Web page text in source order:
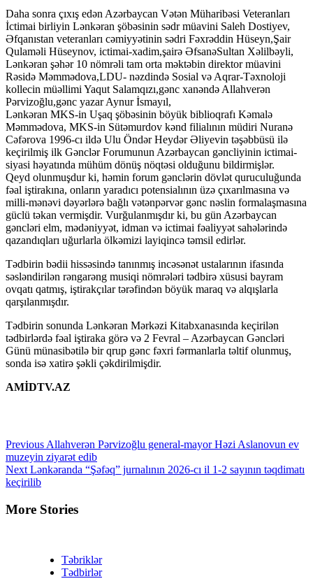
Daha sonra çıxış edən Azərbaycan Vətən Müharibəsi Veteranları
İctimai birliyin Lənkəran şöbəsinin sədr müavini Saleh Dostiyev,
Əfqanıstan veteranları cəmiyyətinin sədri Fəxrəddin Hüseyn,Şair
Qulaməli Hüseynov, ictimai-xadim,şairə ƏfsanəSultan Xəlilbəyli,
Lənkəran şəhər 10 nömrəli tam orta məktəbin direktor müavini
Rəsidə Məmmədova,LDU- nəzdində Sosial və Aqrar-Təxnoloji
kollecin müəllimi Yaqut Salamqızı,gənc xanəndə Allahverən
Pərvizoğlu,gənc yazar Aynur İsmayıl,
Lənkəran MKS-in Uşaq şöbəsinin böyük biblioqrafı Kəmalə
Məmmədova, MKS-in Sütəmurdov kənd filialının müdiri Nuranə
Cəfərova 1996-cı ildə Ulu Öndər Heydər Əliyevin təşəbbüsü ilə
keçirilmiş ilk Gənclər Forumunun Azərbaycan gəncliyinin ictimai-
siyasi həyatında mühüm dönüş nöqtəsi olduğunu bildirmişlər.
Qeyd olunmuşdur ki, həmin forum gənclərin dövlət quruculuğunda
fəal iştirakına, onların yaradıcı potensialının üzə çıxarılmasına və
milli-mənəvi dəyərlərə bağlı vətənpərvər gənc nəslin formalaşmasına
güclü təkan vermişdir. Vurğulanmışdır ki, bu gün Azərbaycan
gəncləri elm, mədəniyyət, idman və ictimai fəaliyyət sahələrində
qazandıqları uğurlarla ölkəmizi layiqincə təmsil edirlər.
Tədbirin bədii hissəsində tanınmış incəsənət ustalarının ifasında
səsləndirilən rəngarəng musiqi nömrələri tədbirə xüsusi bayram
ovqatı qatmış, iştirakçılar tərəfindən böyük maraq və alqışlarla
qarşılanmışdır.
Tədbirin sonunda Lənkəran Mərkəzi Kitabxanasında keçirilən
tədbirlərdə fəal iştiraka görə və 2 Fevral – Azərbaycan Gəncləri
Günü münasibətilə bir qrup gənc fəxri fərmanlarla təltif olunmuş,
sonda isə xatirə şəkli çəkdirilmişdir.
AMİDTV.AZ
Continue
Reading
Previous Allahverən Pərvizoğlu general-mayor Həzi Aslanovun ev
muzeyin ziyarət edib
Next Lənkəranda “Şəfəq” jurnalının 2026-cı il 1-2 sayının təqdimatı
keçirilib
More Stories
Təbriklər
Tədbirlər